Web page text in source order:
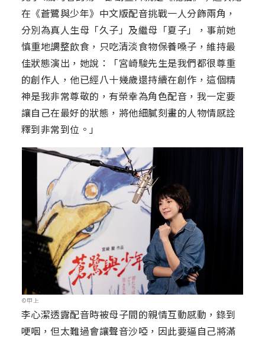
在《蒼鷺與少年》中文版配音挑戰一人分飾兩角，
分別為真人生母「久子」及繼母「夏子」，事前她
慎重地調整飲食，只吃清淡食物保養嗓子，維持最
佳狀態演出，她說：「宮崎駿先生是我們都很尊重
的創作人，他已經八十幾歲還持續在創作，這個精
神是我非常尊敬的，有榮幸為角色配音，我一定要
讓自己在最好的狀態，將他細膩刻畫的人物情感詮
釋到非常到位。」
©甲上
李心潔透露配音時被母子間的親情互動感動，錄到
哽咽，但太難過會讓聲音沙啞，因此要逼自己將滿